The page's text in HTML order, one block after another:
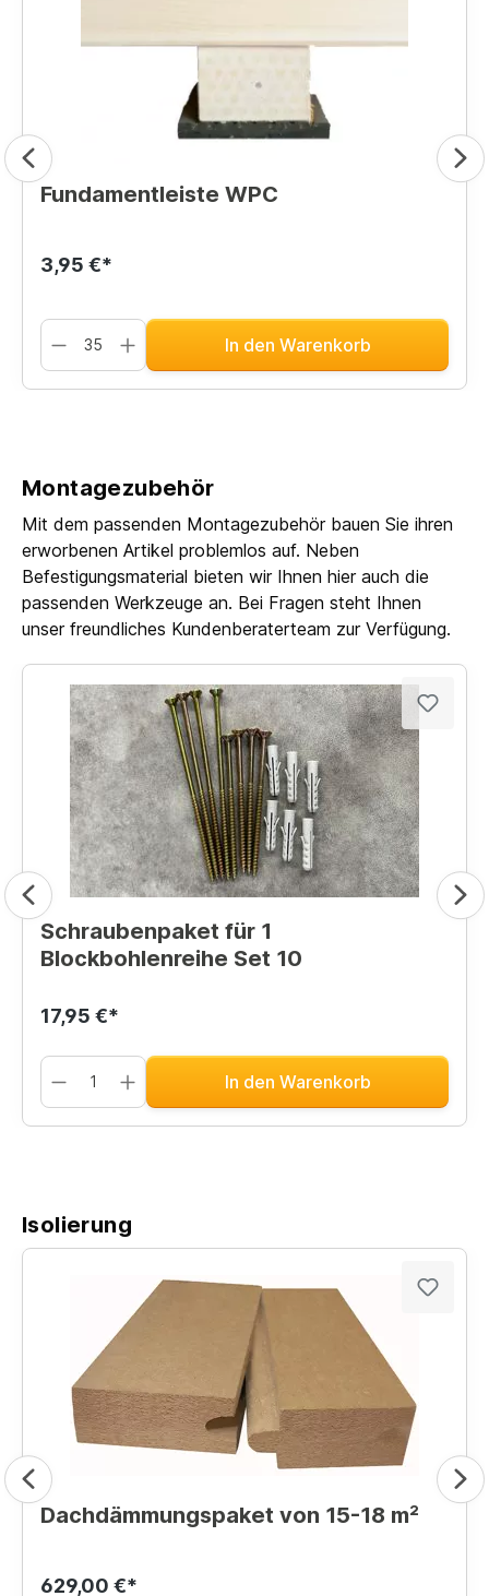
Fundamentleiste WPC
3,95 €*
In den Warenkorb
Montagezubehör
Mit dem passenden Montagezubehör bauen Sie ihren
erworbenen Artikel problemlos auf. Neben
Befestigungsmaterial bieten wir Ihnen hier auch die
passenden Werkzeuge an. Bei Fragen steht Ihnen
unser freundliches Kundenberaterteam zur Verfügung.
Schraubenpaket für 1
Blockbohlenreihe Set 10
17,95 €*
In den Warenkorb
Isolierung
Dachdämmungspaket von 15-18 m²
629,00 €*